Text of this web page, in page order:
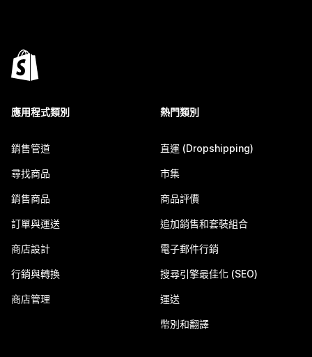
應用程式類別
銷售管道
尋找商品
銷售商品
訂單與運送
商店設計
行銷與轉換
商店管理
熱門類別
直運 (Dropshipping)
市集
商品評價
追加銷售和套裝組合
電子郵件行銷
搜尋引擎最佳化 (SEO)
運送
幣別和翻譯